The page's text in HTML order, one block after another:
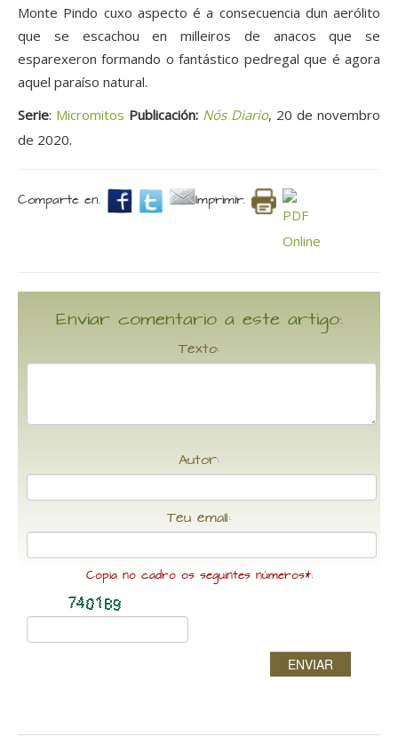
Monte Pindo cuxo aspecto é a consecuencia dun aerólito
que se escachou en milleiros de anacos que se
esparexeron formando o fantástico pedregal que é agora
aquel paraíso natural.
Serie: Micromitos Publicación: Nós Diario, 20 de novembro
de 2020.
Comparte en. Imprimir.
Enviar comentario a este artigo:
Texto:
Autor:
Teu email:
Copia no cadro os seguintes números*:
ENVIAR